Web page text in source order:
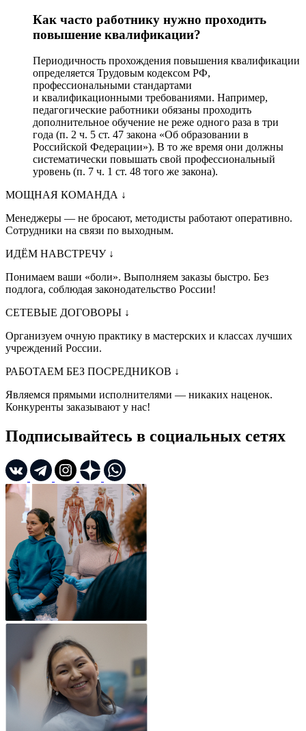
Как часто работнику нужно проходить
повышение квалификации?
Периодичность прохождения повышения квалификации
определяется Трудовым кодексом РФ,
профессиональными стандартами
и квалификационными требованиями. Например,
педагогические работники обязаны проходить
дополнительное обучение не реже одного раза в три
года (п. 2 ч. 5 ст. 47 закона «Об образовании в
Российской Федерации»). В то же время они должны
систематически повышать свой профессиональный
уровень (п. 7 ч. 1 ст. 48 того же закона).
МОЩНАЯ КОМАНДА ↓
Менеджеры — не бросают, методисты работают оперативно.
Сотрудники на связи по выходным.
ИДЁМ НАВСТРЕЧУ ↓
Понимаем ваши «боли». Выполняем заказы быстро. Без
подлога, соблюдая законодательство России!
СЕТЕВЫЕ ДОГОВОРЫ ↓
Организуем очную практику в мастерских и классах лучших
учреждений России.
РАБОТАЕМ БЕЗ ПОСРЕДНИКОВ ↓
Являемся прямыми исполнителями — никаких наценок.
Конкуренты заказывают у нас!
Подписывайтесь в социальных сетях